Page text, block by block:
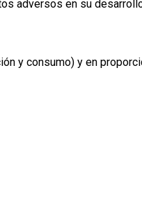
adversos en su
y consumo) y en